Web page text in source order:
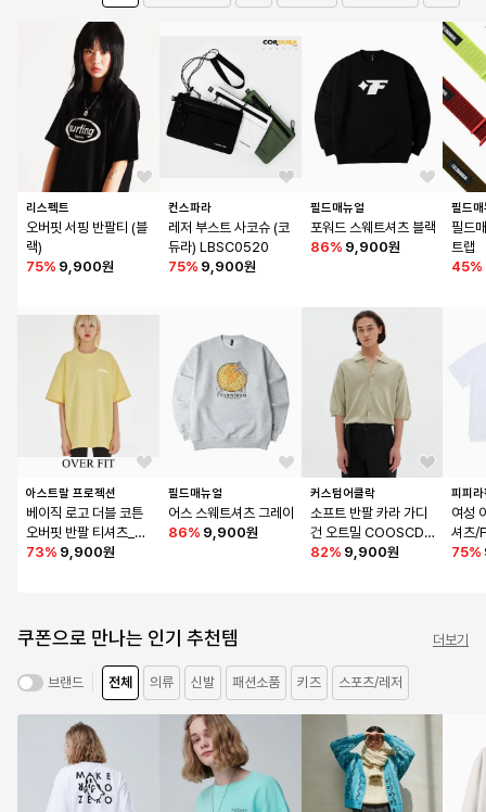
리스펙트
오버핏 서핑 반팔티 (블
랙)
75% 9,900원
아스트랄 프로젝션
베이직 로고 더블 코튼
오버핏 반팔 티셔츠_레
몬
73% 9,900원
컨스파라
레저 부스트 사코슈 (코
듀라) LBSC0520
75% 9,900원
필드매뉴얼
어스 스웨트셔츠 그레이
86% 9,900원
필드매뉴얼
포워드 스웨트셔츠 블랙
86% 9,900원
커스텀어클락
소프트 반팔 카라 가디
건 오트밀 COOSCD0
09OATMEAL
82% 9,900원
필드
필드
트랩
45%
피피
여성
셔츠/
75%
쿠폰으로 만나는 인기 추천템 더보기
브랜드 전체 의류 신발 패션소품 키즈 스포츠/레저